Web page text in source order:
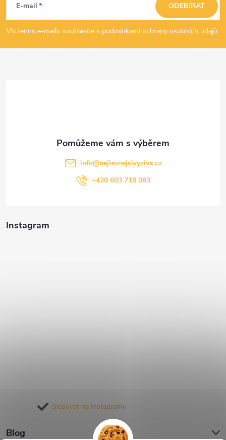
p
E-mail
Vložením e-mailu souhlasíte s podmínkami ochrany osobních údajů
ODEBÍRAT
Instagram
Sledovat na Instagramu
Blog
info@nejlevnejsivyziva.cz
+420 603 718 083